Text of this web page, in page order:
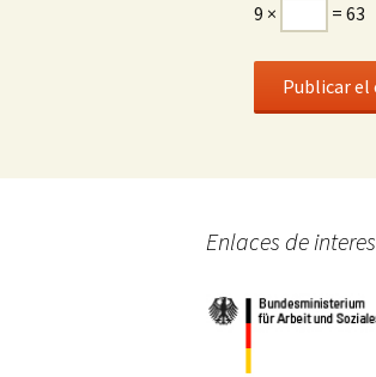
9 × = 63
Enlaces de interes